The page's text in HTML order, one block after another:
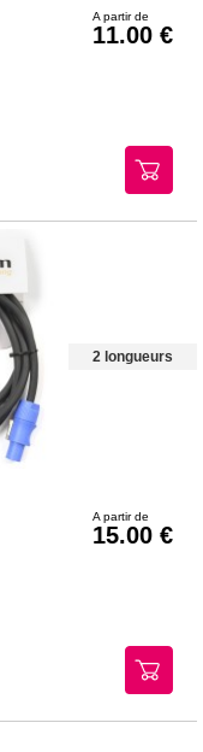
A partir de
11.00
2 longueurs
A partir de
15.00